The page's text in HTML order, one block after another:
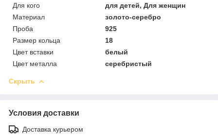
Для кого
для детей, Для женщин
Материал
золото-серебро
Проба
925
Размер кольца
18
Цвет вставки
белый
Цвет металла
серебристый
Скрыть
Условия доставки
Доставка курьером